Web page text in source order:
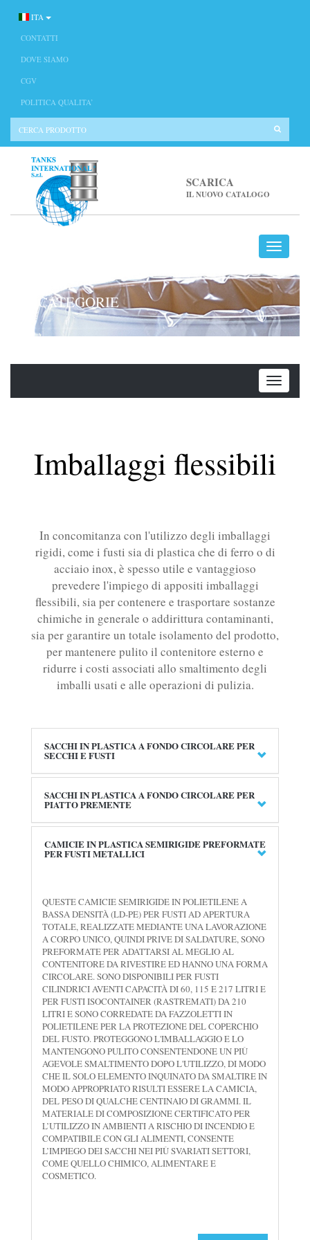
ITA
CONTATTI
DOVE SIAMO
CGV
POLITICA QUALITA’
SCARICA
IL NUOVO CATALOGO
CATEGORIE
Imballaggi flessibili
In concomitanza con l'utilizzo degli imballaggi
rigidi, come i fusti sia di plastica che di ferro o di
acciaio inox, è spesso utile e vantaggioso
prevedere l'impiego di appositi imballaggi
flessibili, sia per contenere e trasportare sostanze
chimiche in generale o addirittura contaminanti,
sia per garantire un totale isolamento del prodotto,
per mantenere pulito il contenitore esterno e
ridurre i costi associati allo smaltimento degli
imballi usati e alle operazioni di pulizia.
SACCHI IN PLASTICA A FONDO CIRCOLARE PER
SECCHI E FUSTI
SACCHI IN PLASTICA A FONDO CIRCOLARE PER
PIATTO PREMENTE
CAMICIE IN PLASTICA SEMIRIGIDE PREFORMATE
PER FUSTI METALLICI
QUESTE CAMICIE SEMIRIGIDE IN POLIETILENE A
BASSA DENSITÀ (LD-PE) PER FUSTI AD APERTURA
TOTALE, REALIZZATE MEDIANTE UNA LAVORAZIONE
A CORPO UNICO, QUINDI PRIVE DI SALDATURE, SONO
PREFORMATE PER ADATTARSI AL MEGLIO AL
CONTENITORE DA RIVESTIRE ED HANNO UNA FORMA
CIRCOLARE. SONO DISPONIBILI PER FUSTI
CILINDRICI AVENTI CAPACITÀ DI 60, 115 E 217 LITRI E
PER FUSTI ISOCONTAINER (RASTREMATI) DA 210
LITRI E SONO CORREDATE DA FAZZOLETTI IN
POLIETILENE PER LA PROTEZIONE DEL COPERCHIO
DEL FUSTO. PROTEGGONO L'IMBALLAGGIO E LO
MANTENGONO PULITO CONSENTENDONE UN PIÙ
AGEVOLE SMALTIMENTO DOPO L'UTILIZZO, DI MODO
CHE IL SOLO ELEMENTO INQUINATO DA SMALTIRE IN
MODO APPROPRIATO RISULTI ESSERE LA CAMICIA,
DEL PESO DI QUALCHE CENTINAIO DI GRAMMI. IL
MATERIALE DI COMPOSIZIONE CERTIFICATO PER
L’UTILIZZO IN AMBIENTI A RISCHIO DI INCENDIO E
COMPATIBILE CON GLI ALIMENTI, CONSENTE
L’IMPIEGO DEI SACCHI NEI PIÙ SVARIATI SETTORI,
COME QUELLO CHIMICO, ALIMENTARE E
COSMETICO.